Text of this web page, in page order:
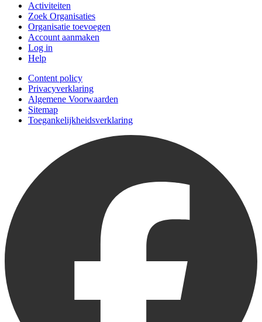
Activiteiten
Zoek Organisaties
Organisatie toevoegen
Account aanmaken
Log in
Help
Content policy
Privacyverklaring
Algemene Voorwaarden
Sitemap
Toegankelijkheidsverklaring